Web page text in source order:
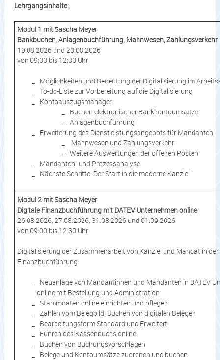
Lehrgangsinhalte:
Modul 1 mit Sascha Meyer
Bankbuchen, Anlagenbuchführung, Mahnwesen, Zahlungsverkehr
19.08.2026 und 20.08.2026
von 09:00 bis 12:30 Uhr
Möglichkeiten und Bedeutung der Digitalisierung im
To-do-Liste zur Vorbereitung auf die Digitalisierung
Kontoauszugsmanager
Buchen elektronischer Bankkontoumsätze
Anlagenbuchführung
Erweiterung des Dienstleistungsangebots für Mandanten
Mahnwesen und Zahlungsverkehr
Weitere Auswertungen der offenen Posten
Mandanten- und Prozessanalyse
Nächste Schritte: Der Start in die moderne Kanzlei
Modul 2 mit Sascha Meyer
Digitale Finanzbuchführung mit DATEV Unternehmen online
26.08.2026, 27.08.2026, 31.08.2026 und 01.09.2026
von 09:00 bis 12:30 Uhr
Digitalisierung der Zusammenarbeit von Kanzlei und Mandat in der
Finanzbuchführung
Neuanlage von Mandantinnen und Mandanten in DATEV
online mit Bestellung und Administration
Stammdaten online einrichten und pflegen
Zahlen vom Belegbild, Buchen von digitalen Belegen
Bearbeitungsform Standard und Erweitert
Führen des Kassenbuchs online
Buchen von Buchungsvorschlägen
Belege und Kontoumsätze zuordnen und buchen